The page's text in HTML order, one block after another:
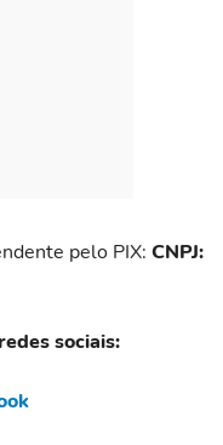
pelo PIX: CNPJ:
sociais: